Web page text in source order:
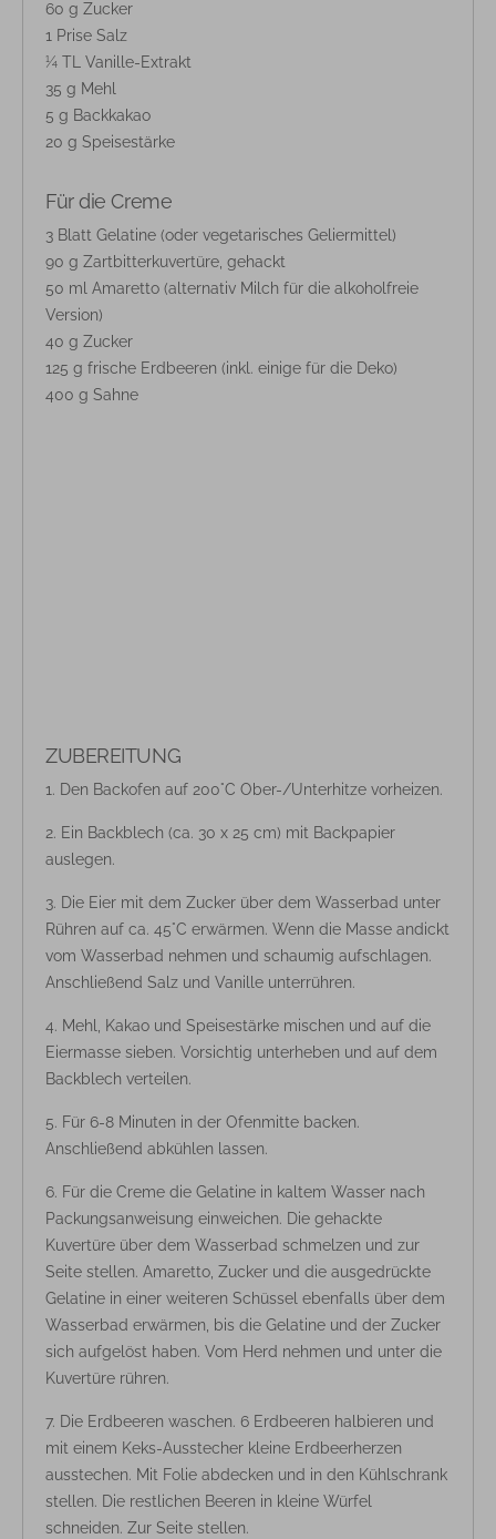
60 g Zucker
1 Prise Salz
¼ TL Vanille-Extrakt
35 g Mehl
5 g Backkakao
20 g Speisestärke
Für die Creme
3 Blatt Gelatine (oder vegetarisches Geliermittel)
90 g Zartbitterkuvertüre, gehackt
50 ml Amaretto (alternativ Milch für die alkoholfreie
Version)
40 g Zucker
125 g frische Erdbeeren (inkl. einige für die Deko)
400 g Sahne
ZUBEREITUNG
Den Backofen auf 200°C Ober-/Unterhitze vorheizen.
Ein Backblech (ca. 30 x 25 cm) mit Backpapier
auslegen.
Die Eier mit dem Zucker über dem Wasserbad unter
Rühren auf ca. 45°C erwärmen. Wenn die Masse andickt
vom Wasserbad nehmen und schaumig aufschlagen.
Anschließend Salz und Vanille unterrühren.
Mehl, Kakao und Speisestärke mischen und auf die
Eiermasse sieben. Vorsichtig unterheben und auf dem
Backblech verteilen.
Für 6-8 Minuten in der Ofenmitte backen.
Anschließend abkühlen lassen.
Für die Creme die Gelatine in kaltem Wasser nach
Packungsanweisung einweichen. Die gehackte
Kuvertüre über dem Wasserbad schmelzen und zur
Seite stellen. Amaretto, Zucker und die ausgedrückte
Gelatine in einer weiteren Schüssel ebenfalls über dem
Wasserbad erwärmen, bis die Gelatine und der Zucker
sich aufgelöst haben. Vom Herd nehmen und unter die
Kuvertüre rühren.
Die Erdbeeren waschen. 6 Erdbeeren halbieren und
mit einem Keks-Ausstecher kleine Erdbeerherzen
ausstechen. Mit Folie abdecken und in den Kühlschrank
stellen. Die restlichen Beeren in kleine Würfel
schneiden. Zur Seite stellen.